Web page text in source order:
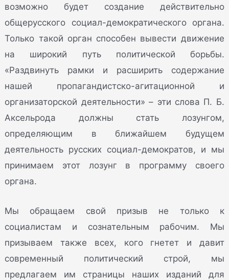
возможно будет создание действительно
общерусского социал-демократического органа.
Только такой орган способен вывести движение
на широкий путь политической борьбы.
«Раздвинуть рамки и расширить содержание
нашей пропагандистско-агитационной и
организаторской деятельности» – эти слова П. Б.
Аксельрода должны стать лозунгом,
определяющим в ближайшем будущем
деятельность русских социал-демократов, и мы
принимаем этот лозунг в программу своего
органа.
Мы обращаем свой призыв не только к
социалистам и сознательным рабочим. Мы
призываем также всех, кого гнетет и давит
современный политический строй, мы
предлагаем им страницы наших изданий для